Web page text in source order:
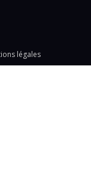
légales